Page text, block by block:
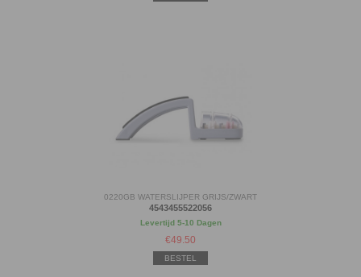
0220GB WATERSLIJPER GRIJS/ZWART
4543455522056
Levertijd 5-10 Dagen
€49.50
BESTEL